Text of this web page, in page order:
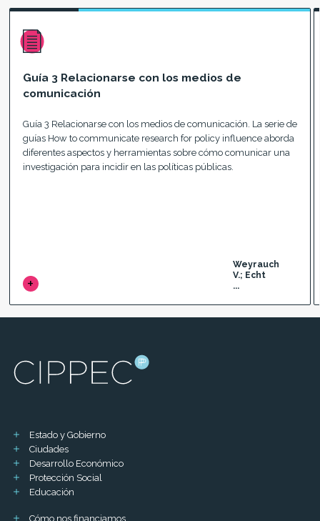
Guía 3 Relacionarse con los medios de
comunicación
Guía 3 Relacionarse con los medios de comunicación. La serie de
guías How to communicate research for policy influence aborda
diferentes aspectos y herramientas sobre cómo comunicar una
investigación para incidir en las políticas públicas.
Weyrauch
V.; Echt
...
Estado y Gobierno
Ciudades
Desarrollo Económico
Protección Social
Educación
Cómo nos financiamos